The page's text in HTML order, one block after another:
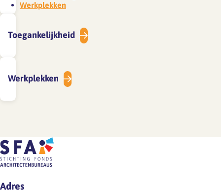
Toegankelijkheid
Werkplekken
Werkplekken
Adres